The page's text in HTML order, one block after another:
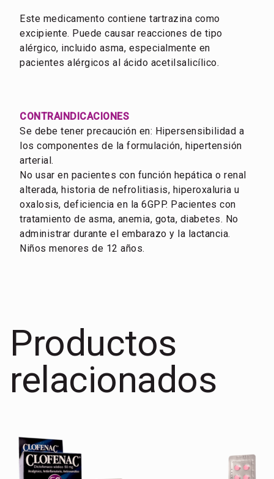
Este medicamento contiene tartrazina como
excipiente. Puede causar reacciones de tipo
alérgico, incluido asma, especialmente en
pacientes alérgicos al ácido acetilsalicílico.
CONTRAINDICACIONES
Se debe tener precaución en: Hipersensibilidad a
los componentes de la formulación, hipertensión
arterial.
No usar en pacientes con función hepática o renal
alterada, historia de nefrolitiasis, hiperoxaluria u
oxalosis, deficiencia en la 6GPP. Pacientes con
tratamiento de asma, anemia, gota, diabetes. No
administrar durante el embarazo y la lactancia.
Niños menores de 12 años.
Productos
relacionados